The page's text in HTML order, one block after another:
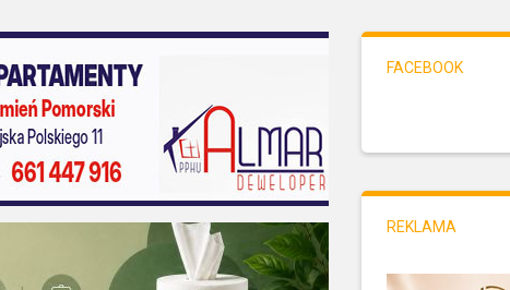
FACEBOOK
REKLAMA